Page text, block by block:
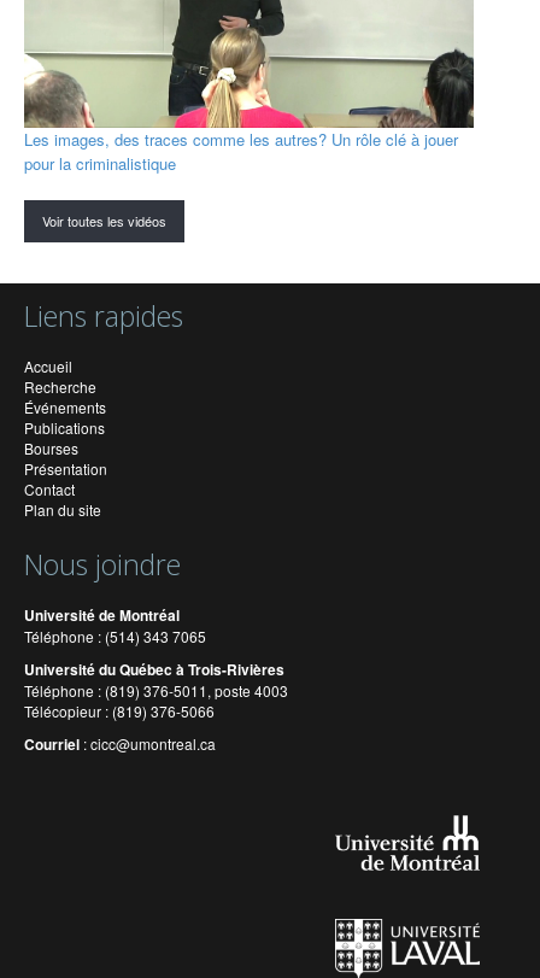
Les images, des traces comme les autres? Un rôle clé à jouer
pour la criminalistique
Voir toutes les vidéos
Liens rapides
Accueil
Recherche
Événements
Publications
Bourses
Présentation
Contact
Plan du site
Nous joindre
Université de Montréal
Téléphone : (514) 343 7065
Université du Québec à Trois-Rivières
Téléphone : (819) 376-5011, poste 4003
Télécopieur : (819) 376-5066
Courriel :cicc@umontreal.ca